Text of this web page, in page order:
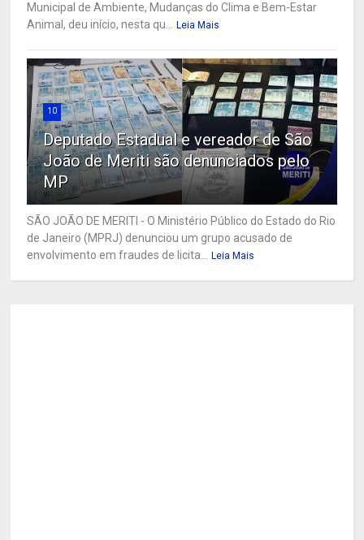
Municipal de Ambiente, Mudanças do Clima e Bem-Estar
Animal, deu início, nesta qu... Leia Mais
10
Deputado Estadual e vereador de São
João de Meriti são denunciados pelo
MP
SÃO JOÃO DE MERITI - O Ministério Público do Estado do Rio
de Janeiro (MPRJ) denunciou um grupo acusado de
envolvimento em fraudes de licita... Leia Mais